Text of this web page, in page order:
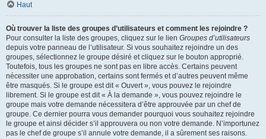
Haut
Où trouver la liste des groupes d’utilisateurs et comment les rejoindre ?
Pour consulter la liste des groupes, cliquez sur le lien Groupes d’utilisateurs
depuis votre panneau de l’utilisateur. Si vous souhaitez rejoindre un des
groupes, sélectionnez le groupe désiré et cliquez sur le bouton approprié.
Toutefois, tous les groupes ne sont pas en libre accès. Certains peuvent
nécessiter une approbation, certains sont fermés et d’autres peuvent même
être masqués. Si le groupe est dit « Ouvert », vous pouvez le rejoindre
librement. Si le groupe est dit « À la demande », vous pouvez rejoindre le
groupe mais votre demande nécessitera d’être approuvée par un chef de
groupe. Ce dernier pourra vous demander pourquoi vous souhaitez rejoindre
le groupe et ainsi décider s’il approuvera ou non votre demande. N’importunez
pas le chef de groupe s’il annule votre demande, il a sûrement ses raisons.